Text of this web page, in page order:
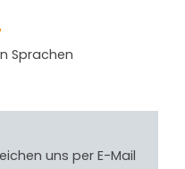
Sprachen
uns per E-Mail